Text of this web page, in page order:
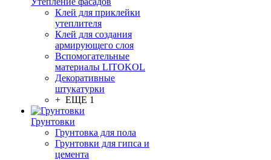
Клей для приклейки
утеплителя
Клей для создания
армирующего слоя
Вспомогательные
материалы LITOKOL
Декоративные
штукатурки
+ ЕЩЕ 1
Грунтовки
Грунтовка для пола
Грунтовки для гипса и
цемента